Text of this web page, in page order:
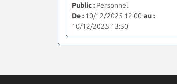
Public : Personnel
De : 10/12/2025 12:00 au :
10/12/2025 13:30